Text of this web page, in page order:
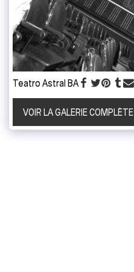
Teatro Astral BA
VOIR LA GALERIE COMPLÈTE